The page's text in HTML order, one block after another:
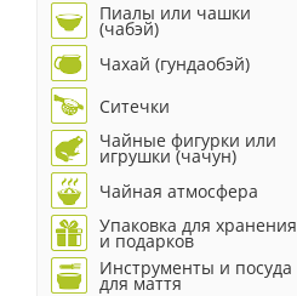
Пиалы или чашки
(чабэй)
Чахай (гундаобэй)
Ситечки
Чайные фигурки или
игрушки (чачун)
Чайная атмосфера
Упаковка для хранения
и подарков
Инструменты и посуда
для маття